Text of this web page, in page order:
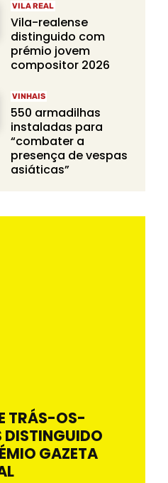
VILA REAL
Vila-realense
distinguido com
prémio jovem
compositor 2026
VINHAIS
550 armadilhas
instaladas para
“combater a
presença de vespas
asiáticas”
TRÁS-OS-
DISTINGUIDO
GAZETA